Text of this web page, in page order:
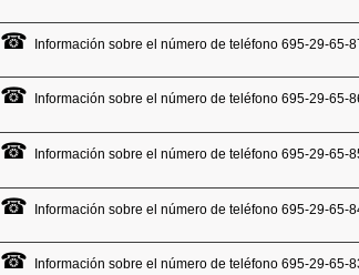
☎ Información sobre el número de teléfono 695-29-65-
☎ Información sobre el número de teléfono 695-29-65-
☎ Información sobre el número de teléfono 695-29-65-
☎ Información sobre el número de teléfono 695-29-65-
☎ Información sobre el número de teléfono 695-29-65-